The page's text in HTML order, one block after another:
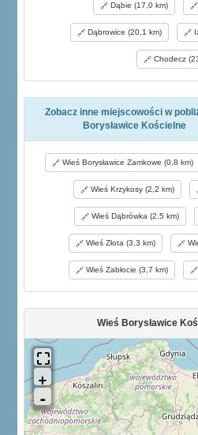
Dąbie (17,0 km)
Dąbrowice (20,1 km)
Chodecz
Zobacz inne miejscowości w
Borysławice Kościelne
Wieś Borysławice Zamkowe (0,8 km)
Wieś Krzykosy (2,2 km)
Wieś Dąbrówka (2,5 km)
Wieś Złota (3,3 km)
Wieś Zabłocie (3,7 km)
Wieś Borysławice